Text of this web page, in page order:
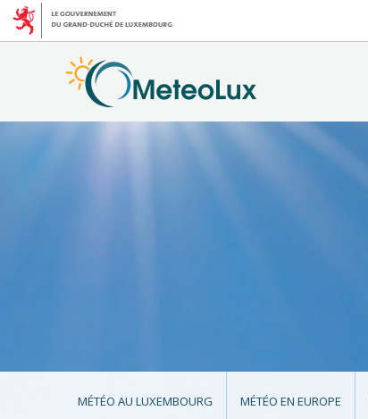
MÉTÉO AU LUXEMBOURG MÉTÉO EN EUROPE